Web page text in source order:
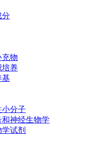
分
充物
培养
基
分子
神经生物学
试剂